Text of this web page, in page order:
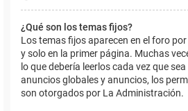
¿Qué son los temas fijos?
Los temas fijos aparecen en el foro
y solo en la primer página. Muchas
lo que debería leerlos cada vez que
anuncios globales y anuncios, los
son otorgados por La Administración.